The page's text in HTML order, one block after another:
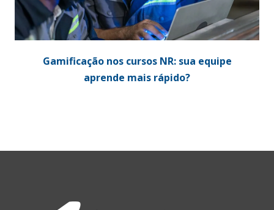
Gamificação nos cursos NR: sua equipe
aprende mais rápido?